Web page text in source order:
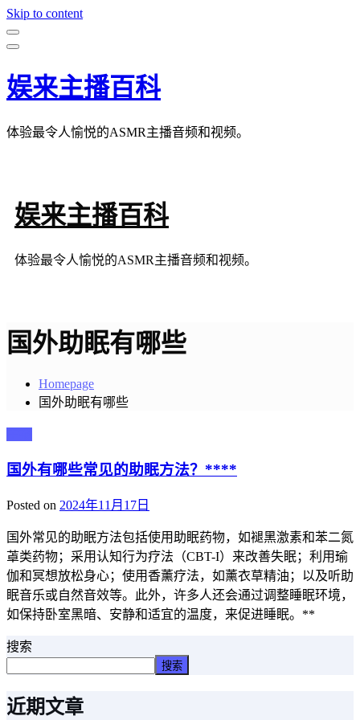
Skip to content
娱来主播百科
体验最令人愉悦的ASMR主播音频和视频。
娱来主播百科
体验最令人愉悦的ASMR主播音频和视频。
国外助眠有哪些
Homepage
国外助眠有哪些
国外有哪些常见的助眠方法？****
Posted on 2024年11月17日
国外常见的助眠方法包括使用助眠药物，如褪黑激素和苯二氮
䓬类药物；采用认知行为疗法（CBT-I）来改善失眠；利用瑜
伽和冥想放松身心；使用香薰疗法，如薰衣草精油；以及听助
眠音乐或自然音效等。此外，许多人还会通过调整睡眠环境，
如保持卧室黑暗、安静和适宜的温度，来促进睡眠。**
搜索
搜索
近期文章